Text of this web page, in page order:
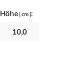
Höhe[ cm ]: